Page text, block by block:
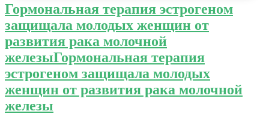
Гормональная терапия эстрогеном
защищала молодых женщин от
развития рака молочной
железыГормональная терапия
эстрогеном защищала молодых
женщин от развития рака молочной
железы